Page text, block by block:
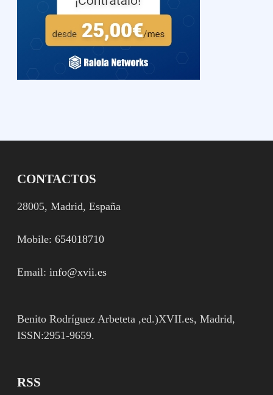
CONTACTOS
28005, Madrid, España
Mobile:654018710
Email:info@xvii.es
Benito Rodríguez Arbeteta ,ed.)XVII.es, Madrid,
ISSN:2951-9659.
RSS